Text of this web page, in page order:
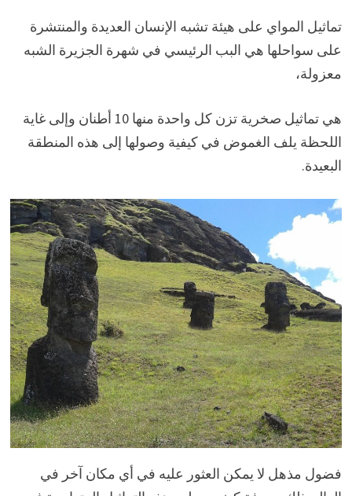
تماثيل المواي على هيئة تشبه الإنسان العديدة والمنتشرة
على سواحلها هي البب الرئيسي في شهرة الجزيرة الشبه
معزولة،
هي تماثيل صخرية تزن كل واحدة منها 10 أطنان وإلى غاية
اللحظة يلف الغموض في كيفية وصولها إلى هذه المنطقة
البعيدة.
فضول مذهل لا يمكن العثور عليه في أي مكان آخر في